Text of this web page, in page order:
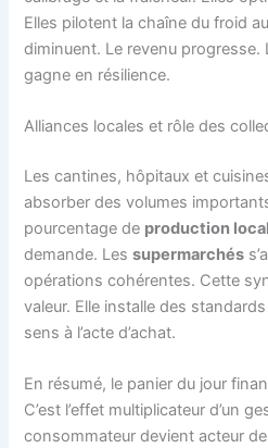
Elles pilotent la chaîne du froid
diminuent. Le revenu progresse.
gagne en résilience.
Alliances locales et rôle des
Les cantines, hôpitaux et
absorber des volumes
pourcentage de production
demande. Lessupermarchés
opérations cohérentes. Cette
valeur. Elle installe des
sens à l’acte d’achat.
En résumé, le panier du jour
C’est l’effet multiplicateur d’un
consommateur devient acteur